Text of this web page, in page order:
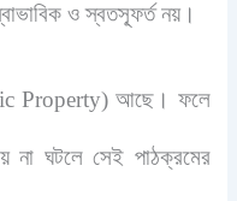
ও স্বতস্ফূর্ত নয়।
Property) আছে। ফলে
না ঘটলে সেই পাঠক্রমের